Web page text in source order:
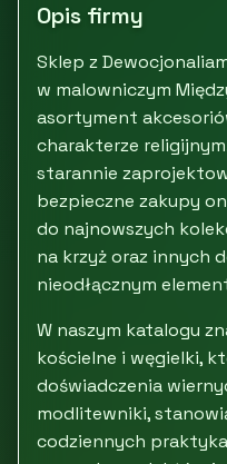
Opis firmy
Sklep z
w malowniczym
asortyment
charakterze
starannie
bezpieczne zakupy
do najnowszych
na krzyż oraz innych
nieodłącznym
W naszym katalogu
kościelne i węgielki,
doświadczenia
modlitewniki,
codziennych